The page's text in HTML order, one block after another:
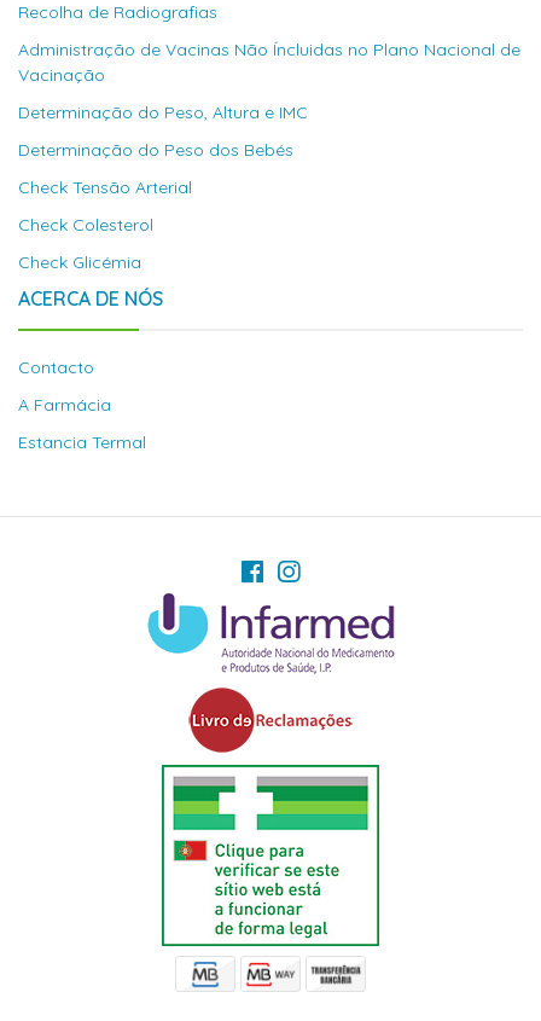
Recolha de Radiografias
Administração de Vacinas Não Íncluidas no Plano Nacional de
Vacinação
Determinação do Peso, Altura e IMC
Determinação do Peso dos Bebés
Check Tensão Arterial
Check Colesterol
Check Glicémia
ACERCA DE NÓS
Contacto
A Farmácia
Estancia Termal